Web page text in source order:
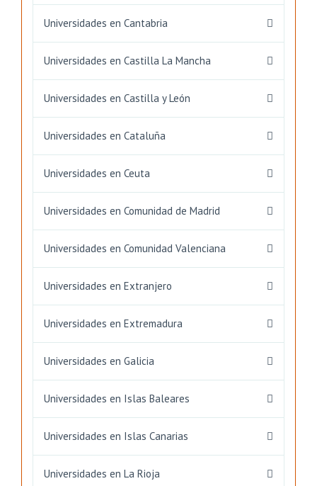
Universidades en Cantabria
Universidades en Castilla La Mancha
Universidades en Castilla y León
Universidades en Cataluña
Universidades en Ceuta
Universidades en Comunidad de Madrid
Universidades en Comunidad Valenciana
Universidades en Extranjero
Universidades en Extremadura
Universidades en Galicia
Universidades en Islas Baleares
Universidades en Islas Canarias
Universidades en La Rioja